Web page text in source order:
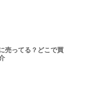
売ってる？どこで買